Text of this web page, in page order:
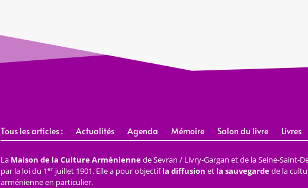
Tous les articles : Actualités Agenda Mémoire Salon du livre Livres
La Maison de la Culture Arméniennede Sevran / Livry-Gargan et de la Seine-Saint-
par la loi du 1erjuillet 1901. Elle a pour objectifla diffusion et la sauvegardede la
arménienne en particulier.